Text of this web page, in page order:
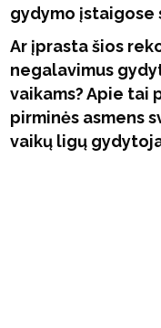
gydymo įstaigose
Ar įprasta šios
negalavimus
vaikams? Apie tai
pirminės asmens
vaikų ligų